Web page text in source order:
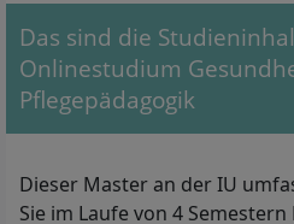
Sie beispielsweise als
Aus-, Fort- und
Bildungseinrichtung oder im
Das sind die
Onlinestudium
Pflegepädagogik
Dieser Master an der IU
Sie im Laufe von 4